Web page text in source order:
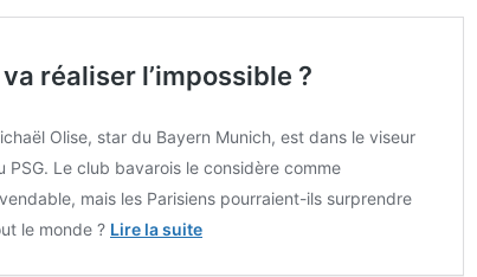
réaliser l’impossible ?
Olise, star du Bayern Munich, est dans le viseur
PSG. Le club bavarois le considère comme
mais les Parisiens pourraient-ils surprendre
le monde ? Lire la suite